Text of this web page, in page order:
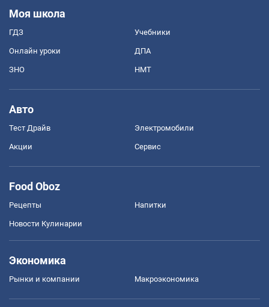
Моя школа
ГДЗ Учебники
Онлайн уроки ДПА
ЗНО НМТ
Авто
Тест Драйв Электромобили
Акции Сервис
Food Oboz
Рецепты Напитки
Новости Кулинарии
Экономика
Рынки и компании Mакроэкономика